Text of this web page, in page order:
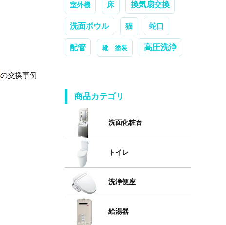
の交換事例
室外機 床 換気扇交換
洗面ボウル 猫 蛇口
配管 靴 塗装 高圧洗浄
商品カテゴリ
洗面化粧台
トイレ
洗浄便座
給湯器